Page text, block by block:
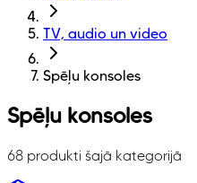
TV, audio un video
Spēļu konsoles
Spēļu konsoles
68 produkti šajā kategorijā